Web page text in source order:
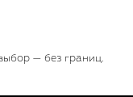
— без границ.